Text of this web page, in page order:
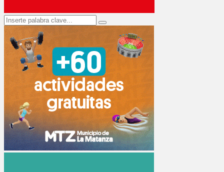
Search
for:
Search